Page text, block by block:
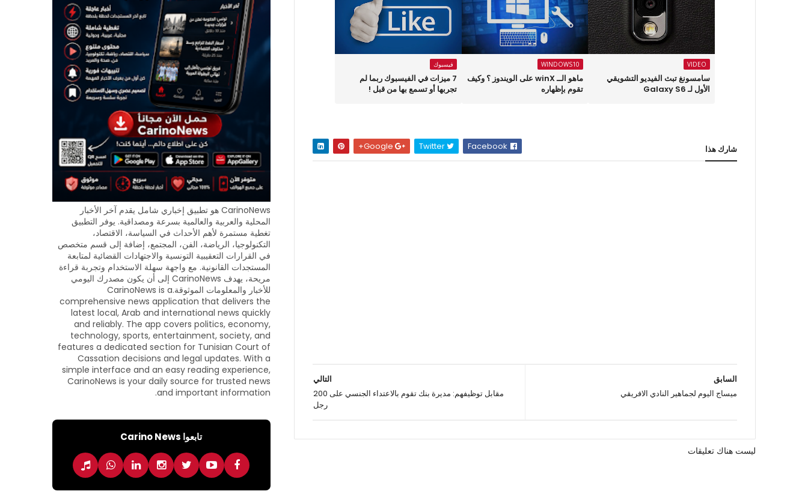
VIDEO
سامسونغ تبث الفيديو التشويقي
الأول لـ Galaxy S6‎
WINDOWS10
ماهو الــ winX على الويندوز ؟ وكيف
تقوم بإظهاره
فيسبوك
7 ميزات في الفيسبوك ربما لم
تجربها أو تسمع بها من قبل !
شارك هذا Twitter
التالي
مقابل توظيفهم: مديرة بنك تقوم بالاعتداء الجنسي على 200
رجل
السابق
ميساج اليوم لجماهير النادي الافريقي
ليست هناك تعليقات
CarinoNews هو تطبيق إخباري شامل يقدم آخر الأخبار
المحلية والعربية والعالمية بسرعة ومصداقية. يوفر التطبيق
تغطية مستمرة لأهم الأحداث في السياسة، الاقتصاد،
التكنولوجيا، الرياضة، الفن، المجتمع، إضافة إلى قسم متخصص
في القرارات التعقيبية التونسية والاجتهادات القضائية لمتابعة
المستجدات القانونية. مع واجهة سهلة الاستخدام وتجربة قراءة
مريحة، يهدف CarinoNews إلى أن يكون مصدرك اليومي
للأخبار والمعلومات الموثوقة.CarinoNews is a
comprehensive news application that delivers the
latest local, Arab and international news quickly
and reliably. The app covers politics, economy,
technology, sports, entertainment, society, and
features a dedicated section for Tunisian Court of
Cassation decisions and legal updates. With a
simple interface and an easy reading experience,
CarinoNews is your daily source for trusted news
and important information.
تابعوا Carino News